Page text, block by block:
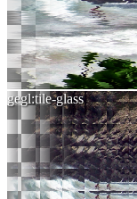
gegl:tile-glass